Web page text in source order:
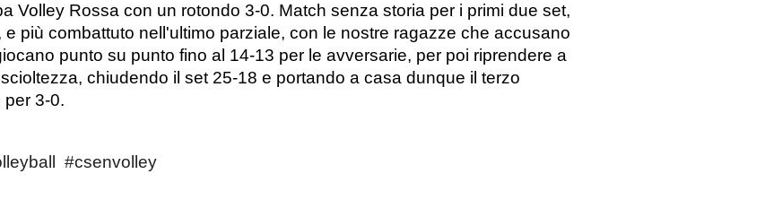
Volley Rossa con un rotondo 3-0. Match senza storia per i primi due set,
e più combattuto nell'ultimo parziale, con le nostre ragazze che accusano
punto su punto fino al 14-13 per le avversarie, per poi riprendere a
chiudendo il set 25-18 e portando a casa dunque il terzo
3-0.
#csenvolley